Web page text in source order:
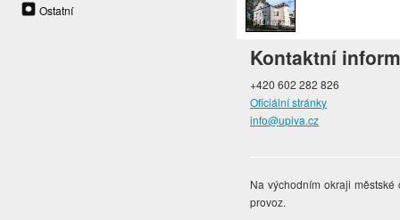
Ostatní
Kontaktní
+420 602 282 826
Oficiální stránky
info@upiva.cz
Na východním okraji
provoz.